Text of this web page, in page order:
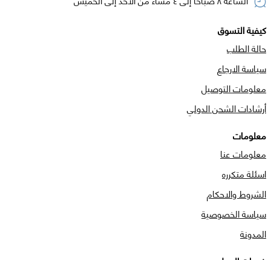
كيفية التسوق
حالة الطلب
سياسة الارجاع
معلومات التوصيل
أرشادات الشحن الدولي
معلومات
معلومات عنا
اسئلة متكرره
الشروط والاحكام
سياسة الخصوصية
المدونة